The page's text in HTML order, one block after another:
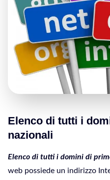
Elenco di tutti i
nazionali
Elenco di tutti i domini di
web possiede un indirizzo